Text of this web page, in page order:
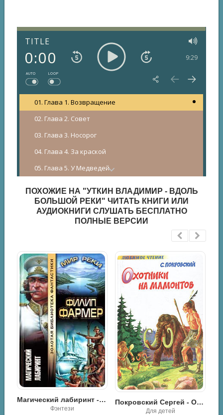
TITLE
0:00 9:29
AUTO LOOP
01. Глава 1. Возвращение
02. Глава 2. Совет
03. Глава 3. Носорог
04. Глава 4. За краской
05. Глава 5. У Медведей
07. Глава 7. Испытание
08. Глава 8. Большая охота
10. Глава 10. Праздник желтых листьев
11. Глава 11. Зима
12. Глава 12. За солнечным камнем
13. Глава 13. Плосколицые
14. Глава 14. Вдоль большой реки
15. Глава 15. На острове
16. Глава 16. Большое стойбище
17. Глава 17. Погоня
18. Глава 18. У Орлов
19. Глава 19. Тайна колдуна
ПОХОЖИЕ НА "УТКИН ВЛАДИМИР - ВДОЛЬ
БОЛЬШОЙ РЕКИ" ЧИТАТЬ КНИГИ ИЛИ
АУДИОКНИГИ СЛУШАТЬ БЕСПЛАТНО
ПОЛНЫЕ ВЕРСИИ
Магический лабиринт - Филипп Фармер
Фэнтези
Покровский Сергей - Охотники на мамонтов
Для детей